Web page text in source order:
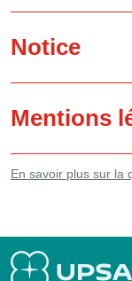
Notice
Mentions
En savoir plus sur la